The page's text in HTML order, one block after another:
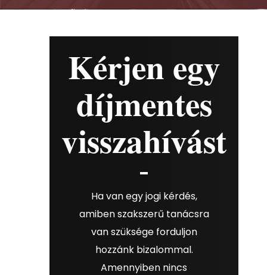
Kérjen egy
díjmentes
visszahívást
Ha van egy jogi kérdés,
amiben szakszerű tanácsra
van szüksége forduljon
hozzánk bizalommal.
Amennyiben nincs